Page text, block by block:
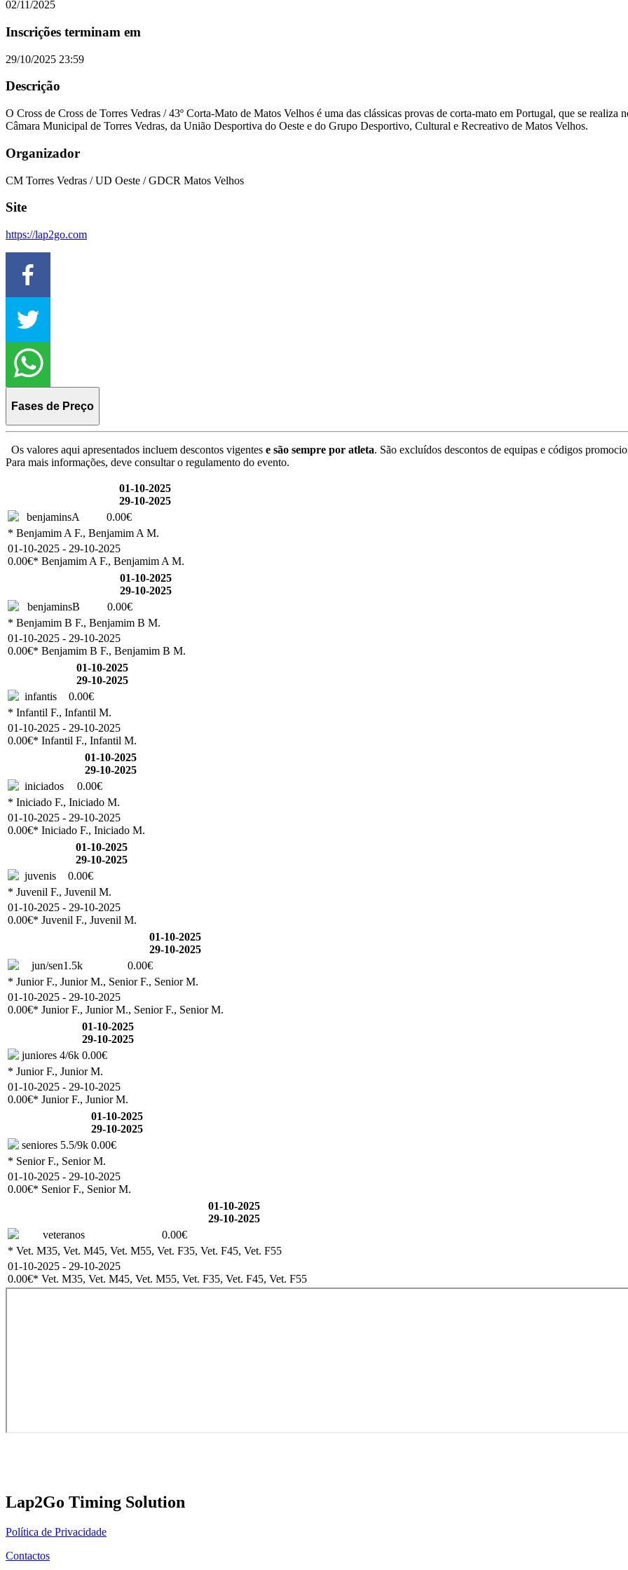
02/11/2025
Inscrições terminam em
29/10/2025 23:59
Descrição
O Cross de Cross de Torres Vedras / 43º Corta-Mato de Matos Velhos é uma das clássicas provas de corta-mato em Portugal, que se realiza
Câmara Municipal de Torres Vedras, da União Desportiva do Oeste e do Grupo Desportivo, Cultural e Recreativo de Matos Velhos.
Organizador
CM Torres Vedras / UD Oeste / GDCR Matos Velhos
Site
https://lap2go.com
Fases de Preço
Os valores aqui apresentados incluem descontos vigentes e são sempre por atleta. São excluídos descontos de equipas e códigos
Para mais informações, deve consultar o regulamento do evento.
01-10-2025
29-10-2025
benjaminsA
0.00€
* Benjamim A F., Benjamim A M.
01-10-2025 - 29-10-2025
0.00€* Benjamim A F., Benjamim A M.
01-10-2025
29-10-2025
benjaminsB
0.00€
* Benjamim B F., Benjamim B M.
01-10-2025 - 29-10-2025
0.00€* Benjamim B F., Benjamim B M.
01-10-2025
29-10-2025
infantis
0.00€
* Infantil F., Infantil M.
01-10-2025 - 29-10-2025
0.00€* Infantil F., Infantil M.
01-10-2025
29-10-2025
iniciados
0.00€
* Iniciado F., Iniciado M.
01-10-2025 - 29-10-2025
0.00€* Iniciado F., Iniciado M.
01-10-2025
29-10-2025
juvenis
0.00€
* Juvenil F., Juvenil M.
01-10-2025 - 29-10-2025
0.00€* Juvenil F., Juvenil M.
01-10-2025
29-10-2025
jun/sen1.5k
0.00€
* Junior F., Junior M., Senior F., Senior M.
01-10-2025 - 29-10-2025
0.00€* Junior F., Junior M., Senior F., Senior M.
01-10-2025
29-10-2025
juniores 4/6k 0.00€
* Junior F., Junior M.
01-10-2025 - 29-10-2025
0.00€* Junior F., Junior M.
01-10-2025
29-10-2025
seniores 5.5/9k 0.00€
* Senior F., Senior M.
01-10-2025 - 29-10-2025
0.00€* Senior F., Senior M.
01-10-2025
29-10-2025
veteranos
0.00€
* Vet. M35, Vet. M45, Vet. M55, Vet. F35, Vet. F45, Vet. F55
01-10-2025 - 29-10-2025
0.00€* Vet. M35, Vet. M45, Vet. M55, Vet. F35, Vet. F45, Vet. F55
Lap2Go Timing Solution
Política de Privacidade
Contactos